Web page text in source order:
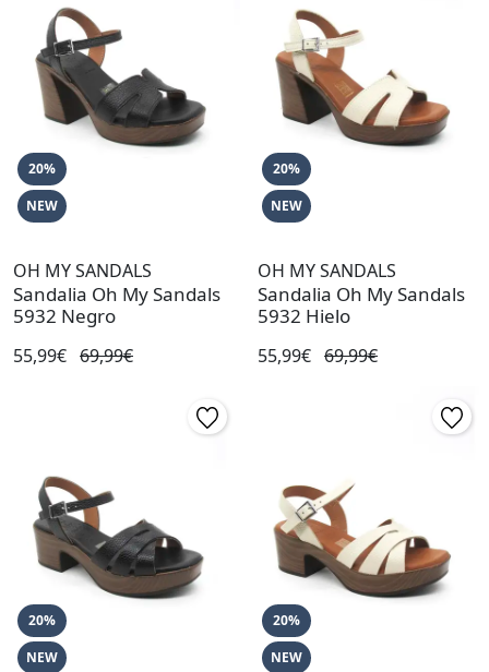
20%
NEW
OH MY SANDALS
Sandalia Oh My Sandals
5932 Negro
55,99€ 69,99€
20%
NEW
OH MY SANDALS
Sandalia Oh My Sandals
5932 Hielo
55,99€ 69,99€
20%
NEW
20%
NEW